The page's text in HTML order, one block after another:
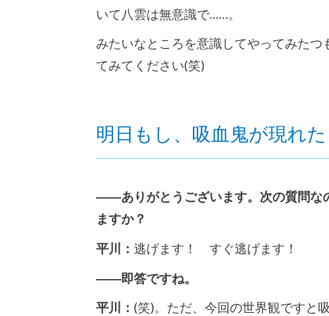
いて八雲は無意識で……。
みたいなところを意識してやってみた
てみてください(笑)
明日もし、吸血鬼が現れた
――ありがとうございます。次の質問な
ますか？
平川： 逃げます！ すぐ逃げます！
――即答ですね。
平川： (笑)。ただ、今回の世界観ですと